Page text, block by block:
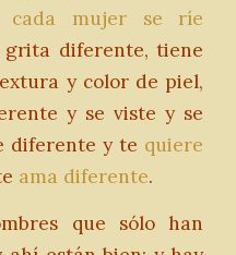
cada mujer se ríe
diferente, tiene
y color de piel,
y se viste y se
diferente y te quiere
ama diferente.
que sólo han